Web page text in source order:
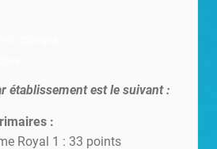
établissement est le suivant :
:
Royal 1 : 33 points